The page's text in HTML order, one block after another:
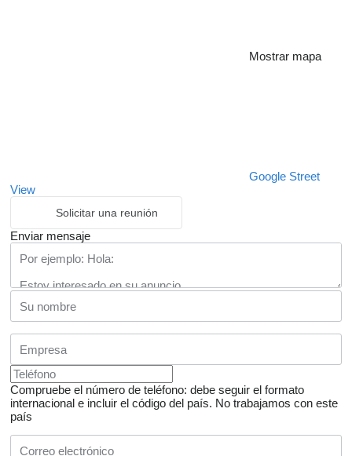
Mostrar mapa
Google Street
View
Solicitar una reunión
Enviar mensaje
Compruebe el número de teléfono: debe seguir el formato
internacional e incluir el código del país. No trabajamos con este
país